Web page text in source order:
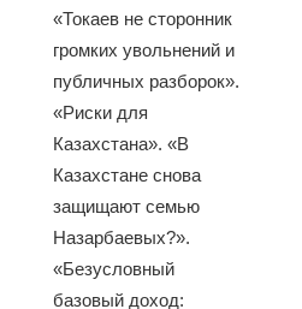
«Токаев не сторонник
громких увольнений и
публичных разборок».
«Риски для
Казахстана». «В
Казахстане снова
защищают семью
Назарбаевых?».
«Безусловный
базовый доход: